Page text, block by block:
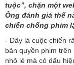
tuộc”, chặn một
Ông đánh giá thế
chiến chống phim
- Đây là cuộc chiến
bản quyền phim
nhỏ lẻ mà có dấu